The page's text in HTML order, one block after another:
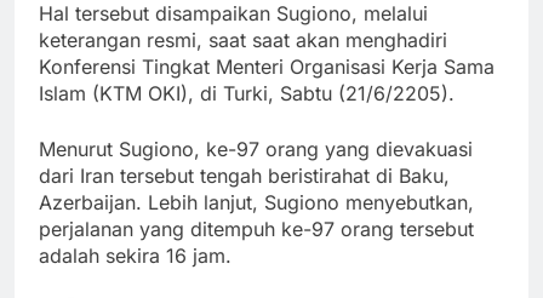
Hal tersebut disampaikan Sugiono, melalui
keterangan resmi, saat saat akan menghadiri
Konferensi Tingkat Menteri Organisasi Kerja Sama
Islam (KTM OKI), di Turki, Sabtu (21/6/2205).
Menurut Sugiono, ke-97 orang yang dievakuasi
dari Iran tersebut tengah beristirahat di Baku,
Azerbaijan. Lebih lanjut, Sugiono menyebutkan,
perjalanan yang ditempuh ke-97 orang tersebut
adalah sekira 16 jam.